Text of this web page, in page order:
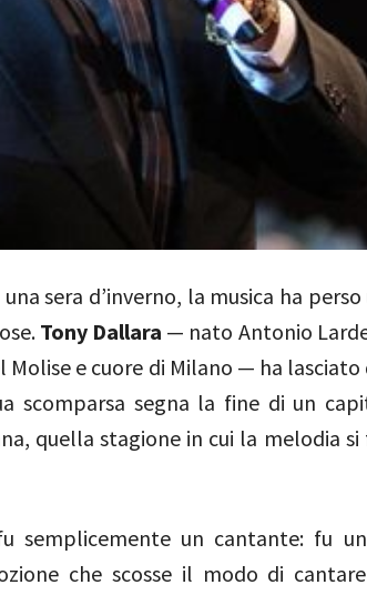
sera d’inverno, la musica ha
Tony Dallara — nato Antonio
Molise e cuore di Milano — ha
scomparsa segna la fine di un
quella stagione in cui la melodia si
semplicemente un cantante: fu
che scosse il modo di